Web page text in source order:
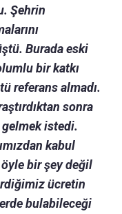
Şehrin
Burada eski
bir katkı
referans almadı.
sonra
istedi.
kabul
öyle bir şey değil
ücretin
bulabileceği